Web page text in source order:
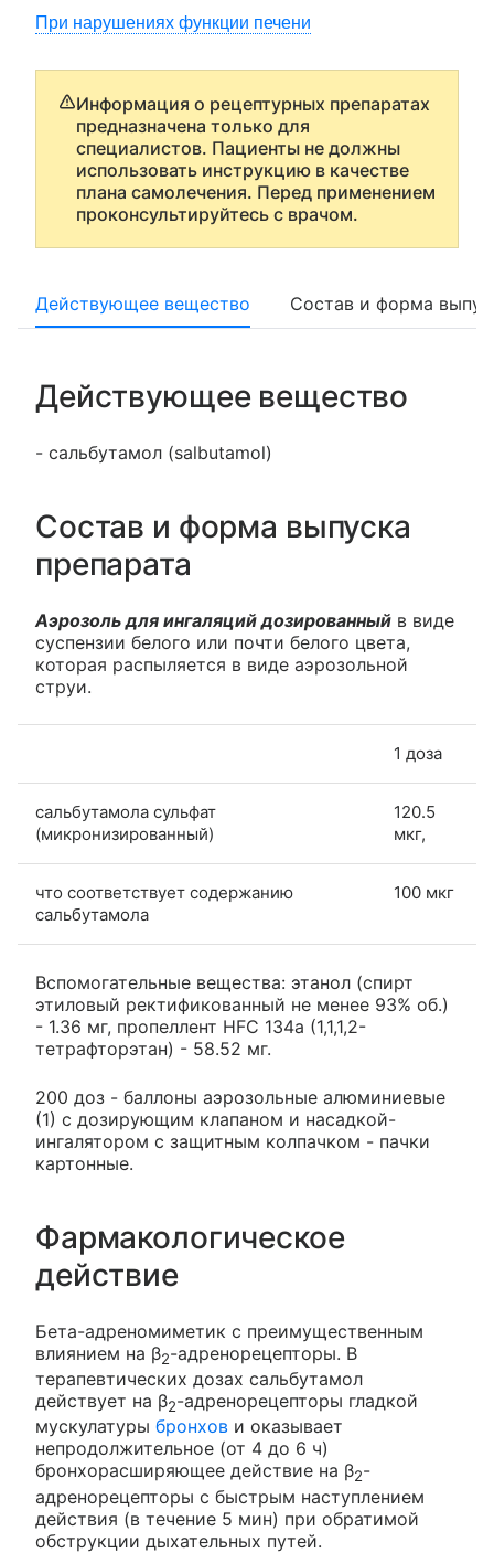
При нарушениях функции печени
Информация о рецептурных препаратах
предназначена только для
специалистов. Пациенты не должны
использовать инструкцию в качестве
плана самолечения. Перед применением
проконсультируйтесь с врачом.
Действующее вещество Состав и форма
Действующее вещество
- сальбутамол (salbutamol)
Состав и форма выпуска
препарата
Аэрозоль для ингаляций дозированный в виде
суспензии белого или почти белого цвета,
которая распыляется в виде аэрозольной
струи.
1 доза
сальбутамола сульфат
(микронизированный)
120.5
мкг,
что соответствует содержанию
сальбутамола
100 мкг
Вспомогательные вещества: этанол (спирт
этиловый ректификованный не менее 93% об.)
- 1.36 мг, пропеллент HFC 134a (1,1,1,2-
тетрафторэтан) - 58.52 мг.
200 доз - баллоны аэрозольные алюминиевые
(1) с дозирующим клапаном и насадкой-
ингалятором с защитным колпачком - пачки
картонные.
Фармакологическое
действие
Бета-адреномиметик с преимущественным
влиянием на β2-адренорецепторы. В
терапевтических дозах сальбутамол
действует на β2-адренорецепторы гладкой
мускулатуры бронхов и оказывает
непродолжительное (от 4 до 6 ч)
бронхорасширяющее действие на β2-
адренорецепторы с быстрым наступлением
действия (в течение 5 мин) при обратимой
обструкции дыхательных путей.